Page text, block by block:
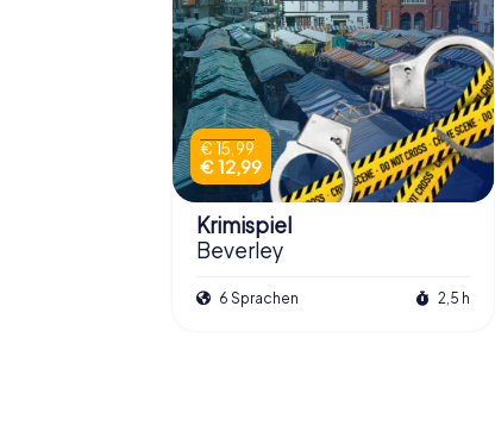
€ 15,99
€ 12,99
Krimispiel
Beverley
6 Sprachen 2,5 h